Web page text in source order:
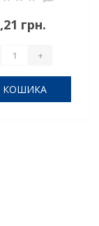
грн.
+
КОШИКА